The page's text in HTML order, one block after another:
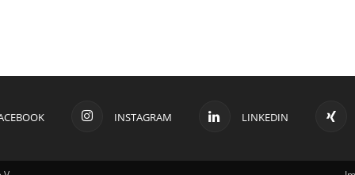
INSTAGRAM LINKEDIN